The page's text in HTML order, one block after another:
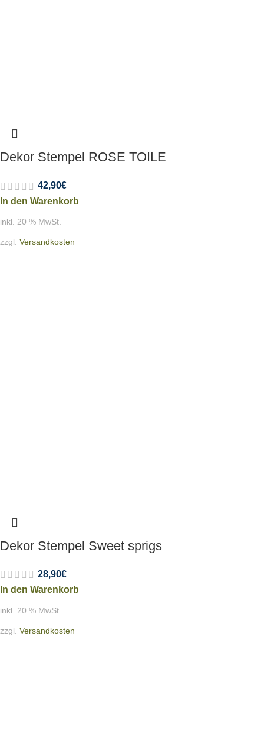
Dekor Stempel ROSE TOILE
42,90€
In den Warenkorb
inkl. 20 % MwSt.
zzgl. Versandkosten
Dekor Stempel Sweet sprigs
28,90€
In den Warenkorb
inkl. 20 % MwSt.
zzgl. Versandkosten